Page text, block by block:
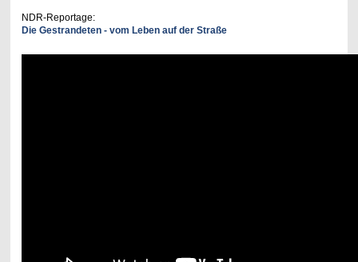
NDR-Reportage:
Die Gestrandeten - vom Leben auf der Straße